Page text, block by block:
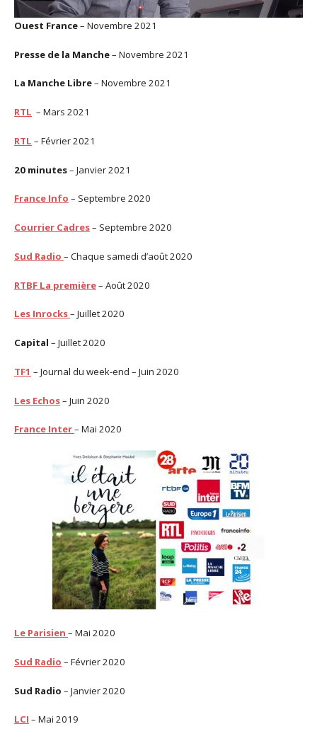
Ouest France– Novembre 2021
Presse de la Manche– Novembre 2021
La Manche Libre– Novembre 2021
RTL – Mars 2021
RTL – Février 2021
20 minutes– Janvier 2021
France Info – Septembre 2020
Courrier Cadres– Septembre 2020
Sud Radio – Chaque samedi d’août 2020
RTBF La première– Août 2020
Les Inrocks– Juillet 2020
Capital – Juillet 2020
TF1 – Journal du week-end – Juin 2020
Les Echos– Juin 2020
France Inter– Mai 2020
Le Parisien – Mai 2020
Sud Radio – Février 2020
Sud Radio – Janvier 2020
LCI – Mai 2019